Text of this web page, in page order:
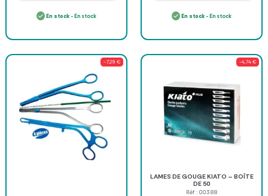
En stock- En stock En stock - En stock
-7,29 € -4,74 €
LAMES DE GOUGE KIATO – BOÎTE
DE 50
Réf : 00388